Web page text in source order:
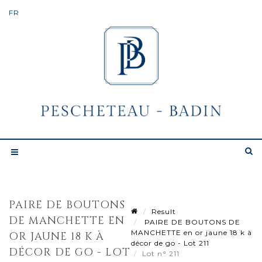
PAIRE DE BOUTONS
DE MANCHETTE EN
OR JAUNE 18 K À
DÉCOR DE GO - LOT
Result
PAIRE DE BOUTONS DE
MANCHETTE en or jaune 18 k à
décor de go - Lot 211
Lot n° 211